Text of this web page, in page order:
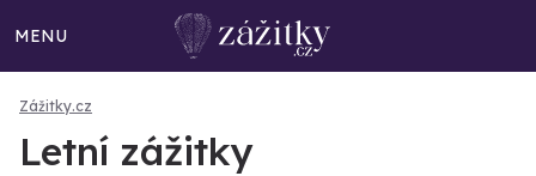
MENU
Zážitky.cz
Letní zážitky